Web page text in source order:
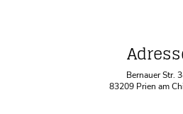
Bernauer Str.
83209 Prien am